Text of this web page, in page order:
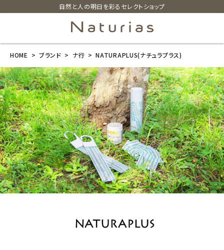
自然と人の明日を彩るセレクトショップ
ホーム
新商品
カテゴリーから探す
美容・コスメ・香水
HOME ブランド ナ行 NATURAPLUS(ナチュラプラス)